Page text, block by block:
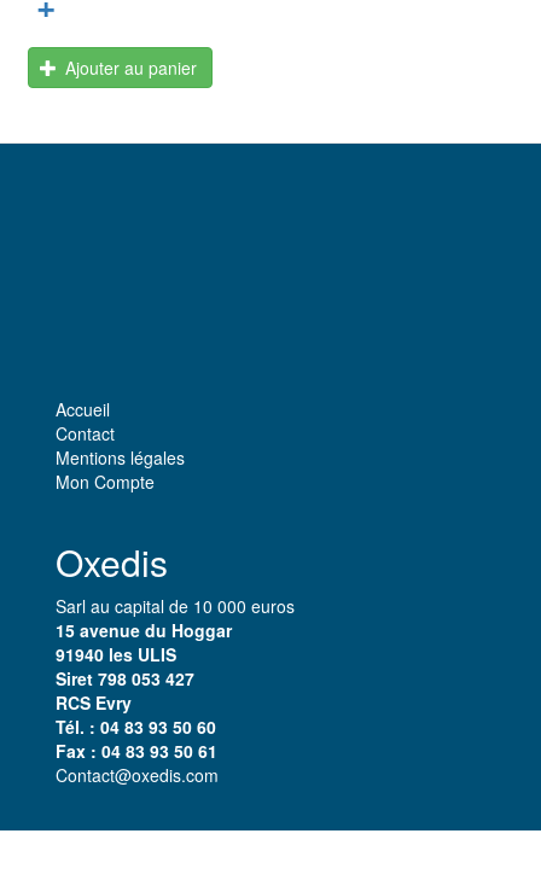
Ajouter au panier
Accueil
Contact
Mentions légales
Mon Compte
Oxedis
Sarl au capital de 10 000 euros
15 avenue du Hoggar
91940 les ULIS
Siret 798 053 427
RCS Evry​
Tél. : 04 83 93 50 60
Fax : 04 83 93 50 61
Contact@oxedis.com